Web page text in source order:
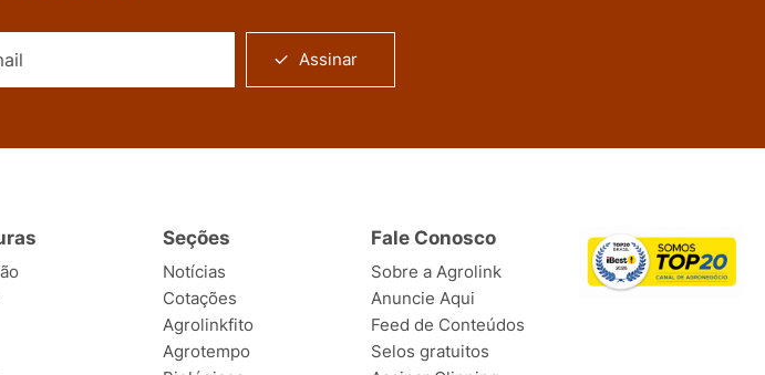
Assinar
Seções
Notícias
Cotações
Agrolinkfito
Agrotempo
Fale Conosco
Sobre a Agrolink
Anuncie Aqui
Feed de Conteúdos
Selos gratuitos